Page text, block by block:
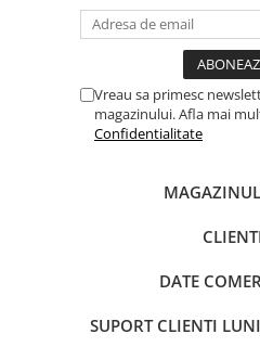
Vreau sa primesc
magazinului. Afla mai
Confidentialitate
DATE
SUPORT CLIENTI